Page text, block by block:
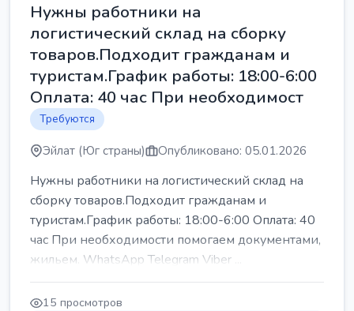
Нужны работники на
логистический склад на сборку
товаров.Подходит гражданам и
туристам.График работы: 18:00-6:00
Оплата: 40 час При необходимост
Требуются
Эйлат (Юг страны) Опубликовано: 05.01.2026
Нужны работники на логистический склад на
сборку товаров.Подходит гражданам и
туристам.График работы: 18:00-6:00 Оплата: 40
час При необходимости помогаем документами,
жильем. WhatsApp Telegram Viber ...
15 просмотров